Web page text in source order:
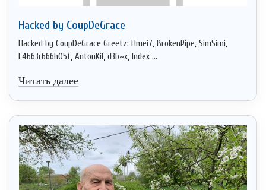
Hacked by CoupDeGrace
Hacked by CoupDeGrace Greetz: Hmei7, BrokenPipe, SimSimi,
L4663r666h05t, AntonKil, d3b~x, Index ...
Читать далее